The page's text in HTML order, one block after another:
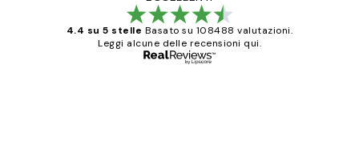
4.4 su 5 stelle Basato su 108488 valutazioni.
Leggi alcune delle recensioni qui.